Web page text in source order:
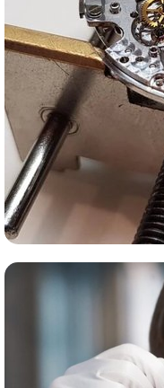
Сервис часов